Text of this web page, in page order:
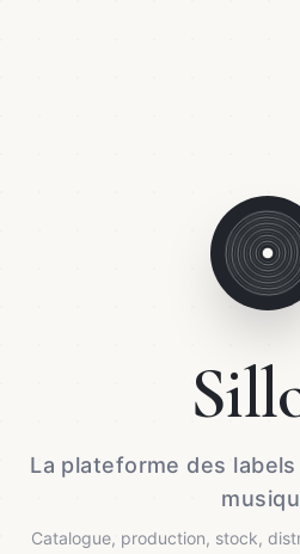
La plateforme des
Catalogue, production, stock,